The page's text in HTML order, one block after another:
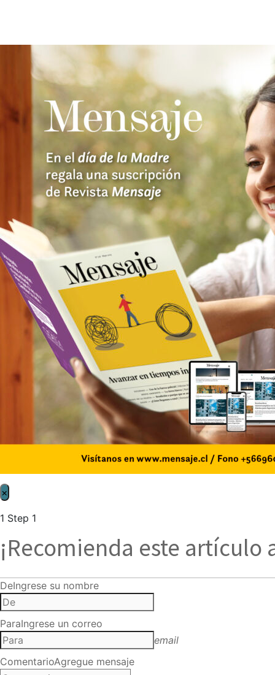
×
1 Step 1
¡Recomienda este artículo
DeIngrese su nombre
ParaIngrese un correo
email
ComentarioAgregue mensaje